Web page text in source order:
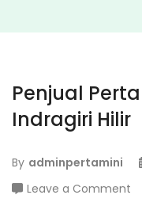
Penjual
Indragiri Hilir
By adminpertamini
Leave a Comment